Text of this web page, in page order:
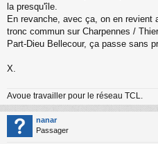
g
e
n
o
u
la presqu'île.
En revanche, avec ça, on en revient
tronc commun sur Charpennes /
Part-Dieu Bellecour, ça passe sans
X.
Avoue travailler pour le réseau TCL.
nanar
Passager